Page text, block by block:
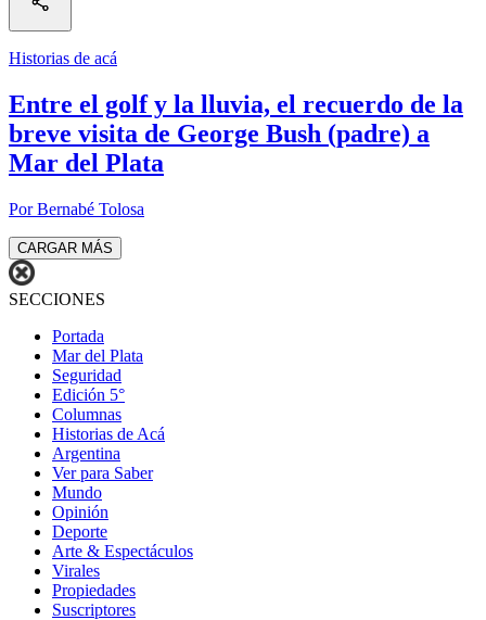
Historias de acá
Entre el golf y la lluvia, el recuerdo de la
breve visita de George Bush (padre) a
Mar del Plata
Por Bernabé Tolosa
CARGAR MÁS
SECCIONES
Portada
Mar del Plata
Seguridad
Edición 5°
Columnas
Historias de Acá
Argentina
Ver para Saber
Mundo
Opinión
Deporte
Arte & Espectáculos
Virales
Propiedades
Suscriptores